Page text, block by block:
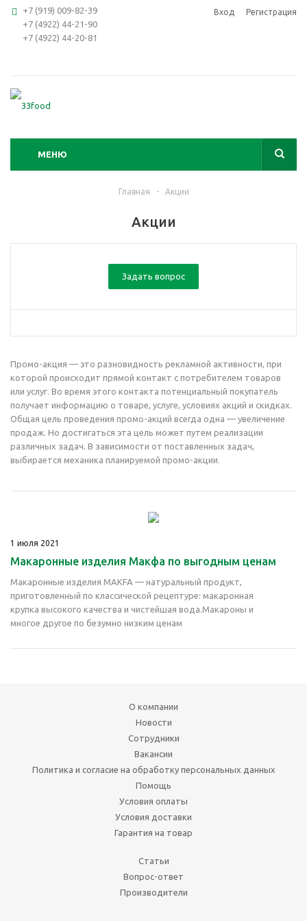
+7 (919) 009-82-39
+7 (4922) 44-21-90
+7 (4922) 44-20-81
Вход Регистрация
МЕНЮ
Главная - Акции
Акции
Задать вопрос
Промо-акция — это разновидность рекламной активности, при
которой происходит прямой контакт с потребителем товаров
или услуг. Во время этого контакта потенциальный покупатель
получает информацию о товаре, услуге, условиях акций и скидках.
Общая цель проведения промо-акций всегда одна — увеличение
продаж. Но достигаться эта цель может путем реализации
различных задач. В зависимости от поставленных задач,
выбирается механика планируемой промо-акции.
1 июля 2021
Макаронные изделия Макфа по выгодным ценам
Макаронные изделия MAKFA — натуральный продукт,
приготовленный по классической рецептуре: макаронная
крупка высокого качества и чистейшая вода.Макароны и
многое другое по безумно низким ценам
О компании
Новости
Сотрудники
Вакансии
Политика и согласие на обработку персональных данных
Помощь
Условия оплаты
Условия доставки
Гарантия на товар
Статьи
Вопрос-ответ
Производители